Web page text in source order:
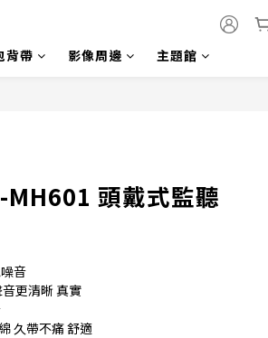
背帶
影像周邊 主題館
MH601 頭戴式監聽
音
更清晰 真實
久帶不痛 舒適